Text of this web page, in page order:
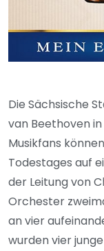
Die Sächsische
van Beethoven
Musikfans
Todestages auf
der Leitung von
Orchester
an vier
wurden vier